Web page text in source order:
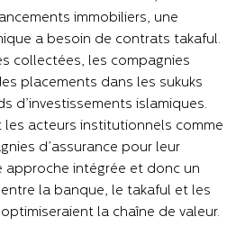
immobiliers, une
a besoin de contrats takaful.
collectées, les compagnies
placements dans les sukuks
d’investissements islamiques.
les acteurs institutionnels comme
d’assurance pour leur
approche intégrée et donc un
la banque, le takaful et les
la chaîne de valeur.